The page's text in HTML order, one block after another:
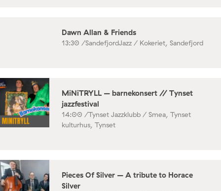
Dawn Allan & Friends
13:30 /SandefjordJazz / Kokeriet, Sandefjord
MiNiTRYLL – barnekonsert // Tynset
jazzfestival
14:00 /Tynset Jazzklubb / Smea, Tynset
kulturhus, Tynset
Pieces Of Silver – A tribute to Horace
Silver